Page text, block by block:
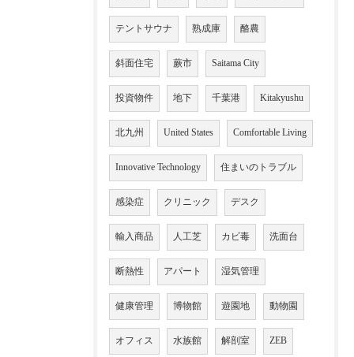
テントサウナ 熟成庫 酪農
斜面住宅 蕨市 Saitama City
投資物件 地下 千葉港 Kitakyushu
北九州 United States Comfortable Living
Innovative Technology 住まいのトラブル
感染症 クリニック デスク
輸入商品 人工芝 カビ毒 洗面台
断熱性 アパート 湿気管理
健康管理 博物館 遊園地 動物園
オフィス 水族館 解剖室 ZEB